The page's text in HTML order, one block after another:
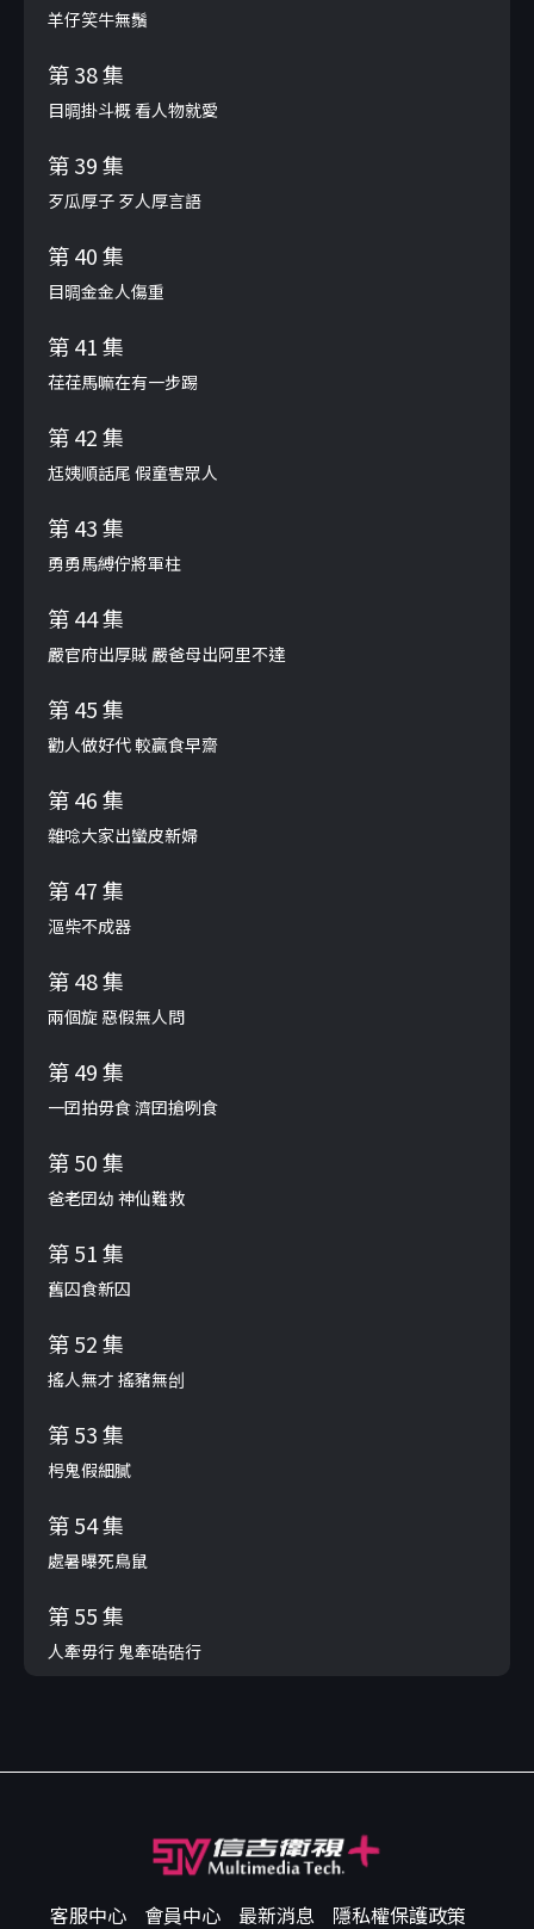
羊仔笑牛無鬚
第 38 集
目晭掛斗概 看人物就愛
第 39 集
歹瓜厚子 歹人厚言語
第 40 集
目晭金金人傷重
第 41 集
荏荏馬嘛在有一步踢
第 42 集
尪姨順話尾 假童害眾人
第 43 集
勇勇馬縛佇將軍柱
第 44 集
嚴官府出厚賊 嚴爸母出阿里不達
第 45 集
勸人做好代 較贏食早齋
第 46 集
雜唸大家出蠻皮新婦
第 47 集
漚柴不成器
第 48 集
兩個旋 惡假無人問
第 49 集
一囝拍毋食 濟囝搶咧食
第 50 集
爸老囝幼 神仙難救
第 51 集
舊囚食新囚
第 52 集
搖人無才 搖豬無刣
第 53 集
枵鬼假細膩
第 54 集
處暑曝死鳥鼠
第 55 集
人牽毋行 鬼牽硞硞行
客服中心 會員中心 最新消息 隱私權保護政策